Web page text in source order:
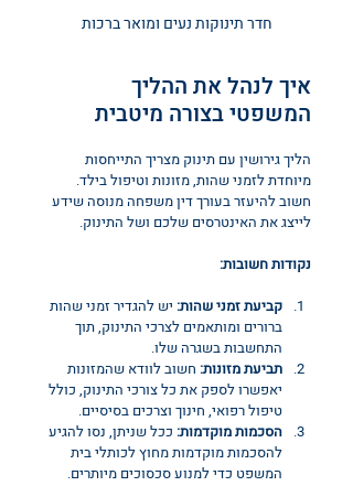
חדר תינוקות נעים ומואר ברכות
איך לנהל את ההליך
המשפטי בצורה מיטבית
הליך גירושין עם תינוק מצריך התייחסות
מיוחדת לזמני שהות, מזונות וטיפול בילד.
חשוב להיעזר בעורך דין משפחה מנוסה שידע
לייצג את האינטרסים שלכם ושל התינוק.
נקודות חשובות:
קביעת זמני שהות: יש להגדיר זמני שהות
ברורים ומותאמים לצרכי התינוק, תוך
התחשבות בשגרה שלו.
תביעת מזונות: חשוב לוודא שהמזונות
יאפשרו לספק את כל צורכי התינוק, כולל
טיפול רפואי, חינוך וצרכים בסיסיים.
הסכמות מוקדמות: ככל שניתן, נסו להגיע
להסכמות מוקדמות מחוץ לכותלי בית
המשפט כדי למנוע סכסוכים מיותרים.